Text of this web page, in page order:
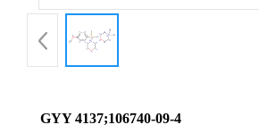
GYY 4137;106740-09-4